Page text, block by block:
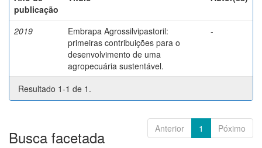
publicação
2019
Embrapa Agrossilvipastoril:
primeiras contribuições para o
desenvolvimento de uma
agropecuária sustentável.
-
Resultado 1-1 de 1.
Anterior 1 Póximo
Busca facetada